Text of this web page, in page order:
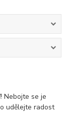
Nebojte se je
udělejte radost